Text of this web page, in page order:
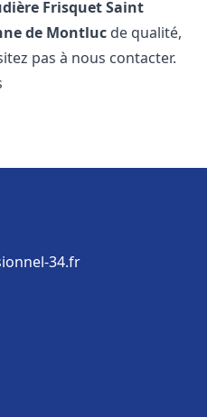
FrisquetSaint
de Montluc de qualité,
pas à nous contacter.
34.fr